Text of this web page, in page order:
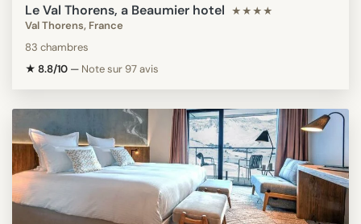
Le Val Thorens, a Beaumier hotel ★★★★
Val Thorens, France
83 chambres
★ 8.8/10 — Note sur 97 avis